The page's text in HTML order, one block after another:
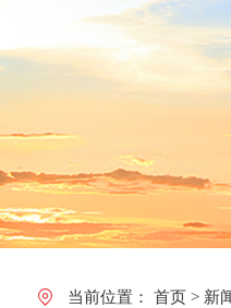
当前位置： 首页 > 新